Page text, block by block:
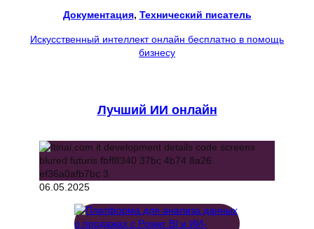
Документация, Технический писатель
Искусственный интеллект онлайн бесплатно в помощь
бизнесу
Лучший ИИ онлайн
06.05.2025